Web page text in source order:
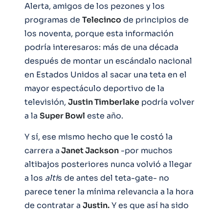
Alerta, amigos de los pezones y los
programas de Telecincode principios de
los noventa, porque esta información
podría interesaros: más de una década
después de montar un escándalo nacional
en Estados Unidos al sacar una teta en el
mayor espectáculo deportivo de la
televisión, Justin Timberlake podría volver
a la Super Bowl este año.
Y sí, ese mismo hecho que le costó la
carrera aJanet Jackson -por muchos
altibajos posteriores nunca volvió a llegar
a los altis de antes del teta-gate- no
parece tener la mínima relevancia a la hora
de contratar a Justin.Y es que así ha sido